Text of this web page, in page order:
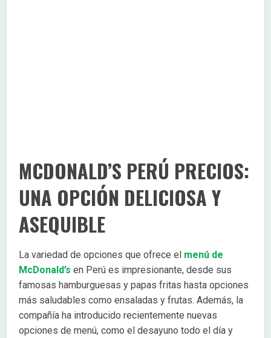
MCDONALD’S PERÚ PRECIOS:
UNA OPCIÓN DELICIOSA Y
ASEQUIBLE
La variedad de opciones que ofrece el menú de
McDonald’s en Perú es impresionante, desde sus
famosas hamburguesas y papas fritas hasta opciones
más saludables como ensaladas y frutas. Además, la
compañía ha introducido recientemente nuevas
opciones de menú, como el desayuno todo el día y